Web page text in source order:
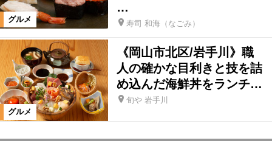
グルメ
…
寿司 和海（なごみ）
グルメ
《岡山市北区/岩手川》職
人の確かな目利きと技を詰
め込んだ海鮮丼をランチ…
旬や 岩手川